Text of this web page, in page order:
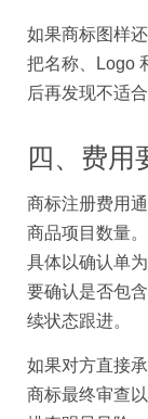
如果商标图样
把名称、Logo
后再发现不适
四、费用
商标注册费用
商品项目数量
具体以确认单
要确认是否包
续状态跟进。
如果对方直接承
商标最终审查